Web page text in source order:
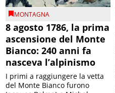
MONTAGNA
8 agosto 1786, la prima
ascensione del Monte
Bianco: 240 anni fa
nasceva l’alpinismo
I primi a raggiungere la vetta
del Monte Bianco furono